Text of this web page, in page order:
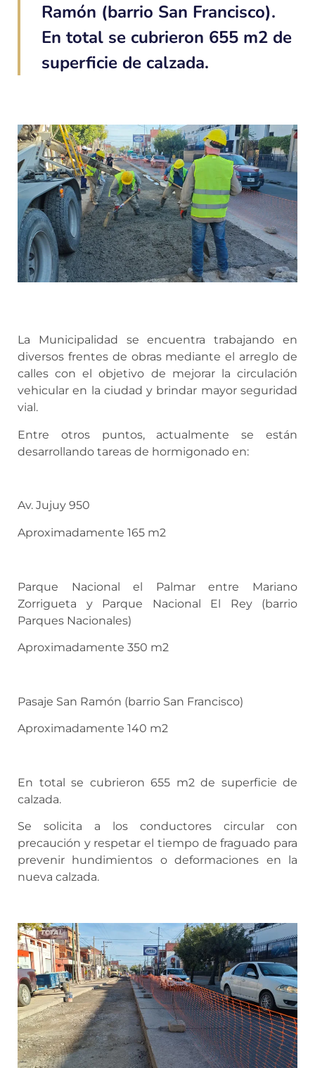
Ramón (barrio San Francisco).
En total se cubrieron 655 m2 de
superficie de calzada.
La Municipalidad se encuentra trabajando en
diversos frentes de obras mediante el arreglo de
calles con el objetivo de mejorar la circulación
vehicular en la ciudad y brindar mayor seguridad
vial.
Entre otros puntos, actualmente se están
desarrollando tareas de hormigonado en:
Av. Jujuy 950
Aproximadamente 165 m2
Parque Nacional el Palmar entre Mariano
Zorrigueta y Parque Nacional El Rey (barrio
Parques Nacionales)
Aproximadamente 350 m2
Pasaje San Ramón (barrio San Francisco)
Aproximadamente 140 m2
En total se cubrieron 655 m2 de superficie de
calzada.
Se solicita a los conductores circular con
precaución y respetar el tiempo de fraguado para
prevenir hundimientos o deformaciones en la
nueva calzada.